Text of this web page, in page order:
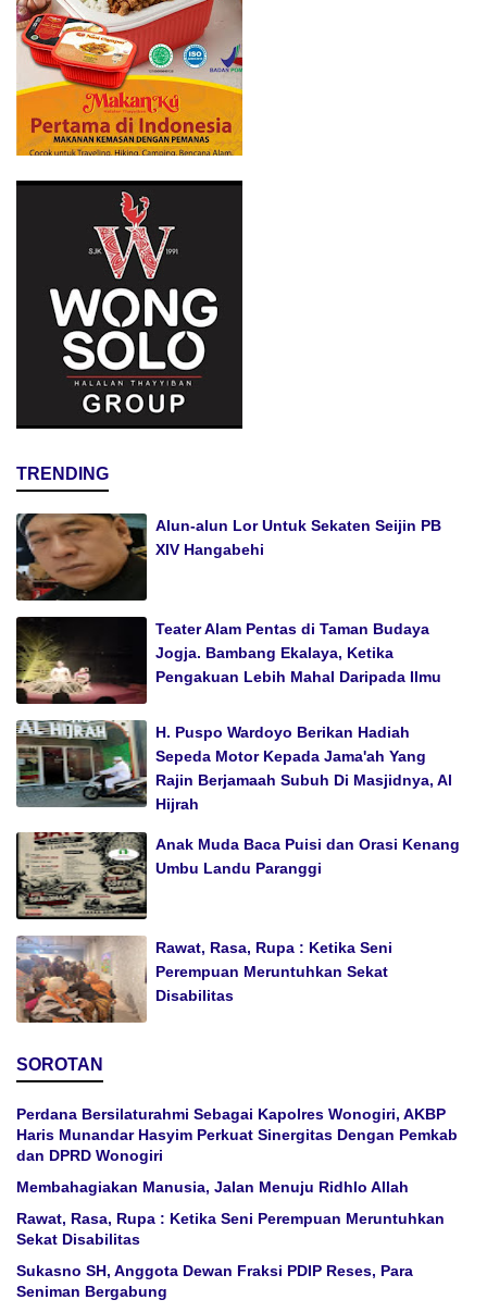
TRENDING
Alun-alun Lor Untuk Sekaten Seijin PB
XIV Hangabehi
Teater Alam Pentas di Taman Budaya
Jogja. Bambang Ekalaya, Ketika
Pengakuan Lebih Mahal Daripada Ilmu
H. Puspo Wardoyo Berikan Hadiah
Sepeda Motor Kepada Jama'ah Yang
Rajin Berjamaah Subuh Di Masjidnya, Al
Hijrah
Anak Muda Baca Puisi dan Orasi Kenang
Umbu Landu Paranggi
Rawat, Rasa, Rupa : Ketika Seni
Perempuan Meruntuhkan Sekat
Disabilitas
SOROTAN
Perdana Bersilaturahmi Sebagai Kapolres Wonogiri, AKBP
Haris Munandar Hasyim Perkuat Sinergitas Dengan Pemkab
dan DPRD Wonogiri
Membahagiakan Manusia, Jalan Menuju Ridhlo Allah
Rawat, Rasa, Rupa : Ketika Seni Perempuan Meruntuhkan
Sekat Disabilitas
Sukasno SH, Anggota Dewan Fraksi PDIP Reses, Para
Seniman Bergabung